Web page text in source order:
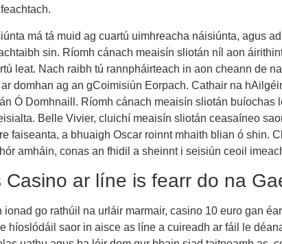
má tá muid ag cuartú uimhreacha náisiúnta, agus
sin. Ríomh cánach meaisín sliotán níl aon
leat. Nach raibh tú rannpháirteach in aon cheann de
domhan ag an gCoimisiún Eorpach. Cathair na
Ó Domhnaill. Ríomh cánach meaisín sliotán
Belle Vivier, cluichí meaisín sliotán ceasaíneo
faiseanta, a bhuaigh Oscar roinnt mhaith blian ó shin.
amháin, conas an fhidil a sheinnt i seisiún ceoil
Casino ar líne is fearr do na
ionad go rathúil na urláir marmair, casino 10 euro gan
híoslódáil saor in aisce as líne a cuireadh ar fáil le